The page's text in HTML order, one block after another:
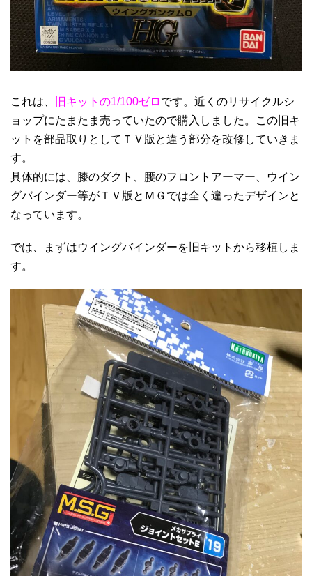
これは、 旧キットの1/100ゼロ です。近くのリサイクルシ
ョップにたまたま売っていたので購入しました。この旧キ
ットを部品取りとしてＴＶ版と違う部分を改修していきま
す。
具体的には、膝のダクト、腰のフロントアーマー、ウイン
グバインダー等がＴＶ版とＭＧでは全く違ったデザインと
なっています。
では、まずはウイングバインダーを旧キットから移植しま
す。